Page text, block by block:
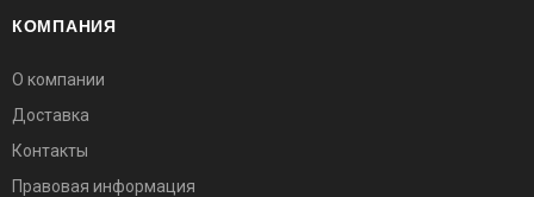
КОМПАНИЯ
О компании
Доставка
Контакты
Правовая информация